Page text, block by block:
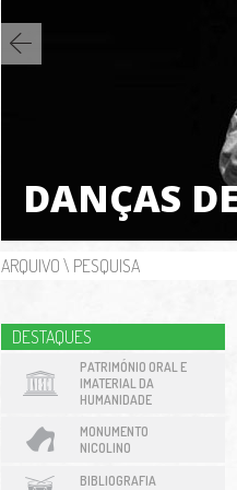
DANÇAS
ARQUIVO \ PESQUISA
DESTAQUES
PATRIMÓNIO ORAL E
IMATERIAL DA
HUMANIDADE
MONUMENTO
NICOLINO
BIBLIOGRAFIA